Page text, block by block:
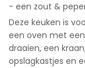
- een zout &
Deze keuken is
een oven met
draaien, een
opslagkastjes en